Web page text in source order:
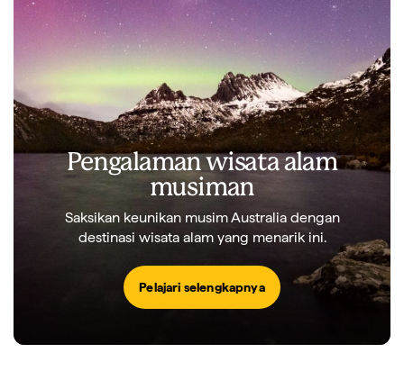
Pengalaman wisata alam
musiman
Saksikan keunikan musim Australia dengan
destinasi wisata alam yang menarik ini.
Pelajari selengkapnya